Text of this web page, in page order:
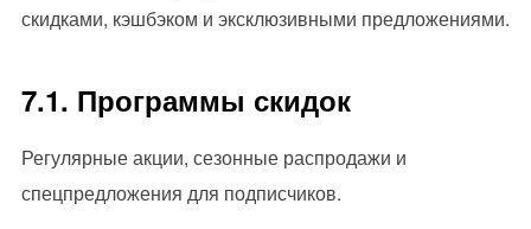
скидками, кэшбэком и эксклюзивными предложениями.
7.1. Программы скидок
Регулярные акции, сезонные распродажи и
спецпредложения для подписчиков.